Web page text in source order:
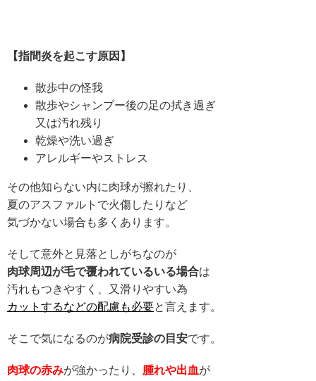
【指間炎を起こす原因】
散歩中の怪我
散歩やシャンプー後の足の拭き過ぎ
又は汚れ残り
乾燥や洗い過ぎ
アレルギーやストレス
その他知らない内に肉球が擦れたり、
夏のアスファルトで火傷したりなど
気づかない場合も多くあります。
そして意外と見落としがちなのが
肉球周辺が毛で覆われているいる場合は
汚れもつきやすく、又滑りやすい為
カットするなどの配慮も必要と言えます。
そこで気になるのが病院受診の目安です。
肉球の赤みが強かったり、 腫れや出血が